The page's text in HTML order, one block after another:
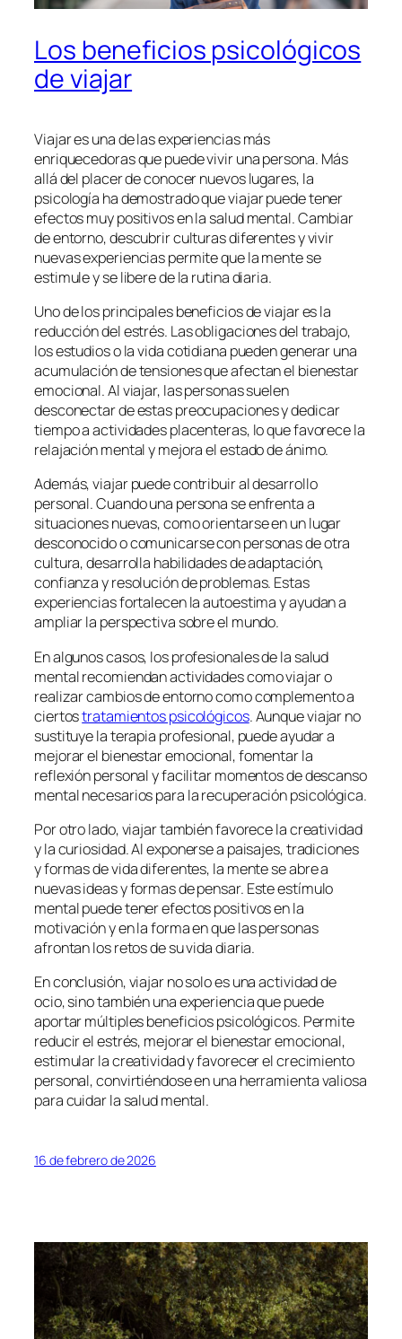
Los beneficios psicológicos
de viajar
Viajar es una de las experiencias más
enriquecedoras que puede vivir una persona. Más
allá del placer de conocer nuevos lugares, la
psicología ha demostrado que viajar puede tener
efectos muy positivos en la salud mental. Cambiar
de entorno, descubrir culturas diferentes y vivir
nuevas experiencias permite que la mente se
estimule y se libere de la rutina diaria.
Uno de los principales beneficios de viajar es la
reducción del estrés. Las obligaciones del trabajo,
los estudios o la vida cotidiana pueden generar una
acumulación de tensiones que afectan el bienestar
emocional. Al viajar, las personas suelen
desconectar de estas preocupaciones y dedicar
tiempo a actividades placenteras, lo que favorece la
relajación mental y mejora el estado de ánimo.
Además, viajar puede contribuir al desarrollo
personal. Cuando una persona se enfrenta a
situaciones nuevas, como orientarse en un lugar
desconocido o comunicarse con personas de otra
cultura, desarrolla habilidades de adaptación,
confianza y resolución de problemas. Estas
experiencias fortalecen la autoestima y ayudan a
ampliar la perspectiva sobre el mundo.
En algunos casos, los profesionales de la salud
mental recomiendan actividades como viajar o
realizar cambios de entorno como complemento a
ciertostratamientos psicológicos. Aunque viajar no
sustituye la terapia profesional, puede ayudar a
mejorar el bienestar emocional, fomentar la
reflexión personal y facilitar momentos de descanso
mental necesarios para la recuperación psicológica.
Por otro lado, viajar también favorece la creatividad
y la curiosidad. Al exponerse a paisajes, tradiciones
y formas de vida diferentes, la mente se abre a
nuevas ideas y formas de pensar. Este estímulo
mental puede tener efectos positivos en la
motivación y en la forma en que las personas
afrontan los retos de su vida diaria.
En conclusión, viajar no solo es una actividad de
ocio, sino también una experiencia que puede
aportar múltiples beneficios psicológicos. Permite
reducir el estrés, mejorar el bienestar emocional,
estimular la creatividad y favorecer el crecimiento
personal, convirtiéndose en una herramienta valiosa
para cuidar la salud mental.
16 de febrero de 2026